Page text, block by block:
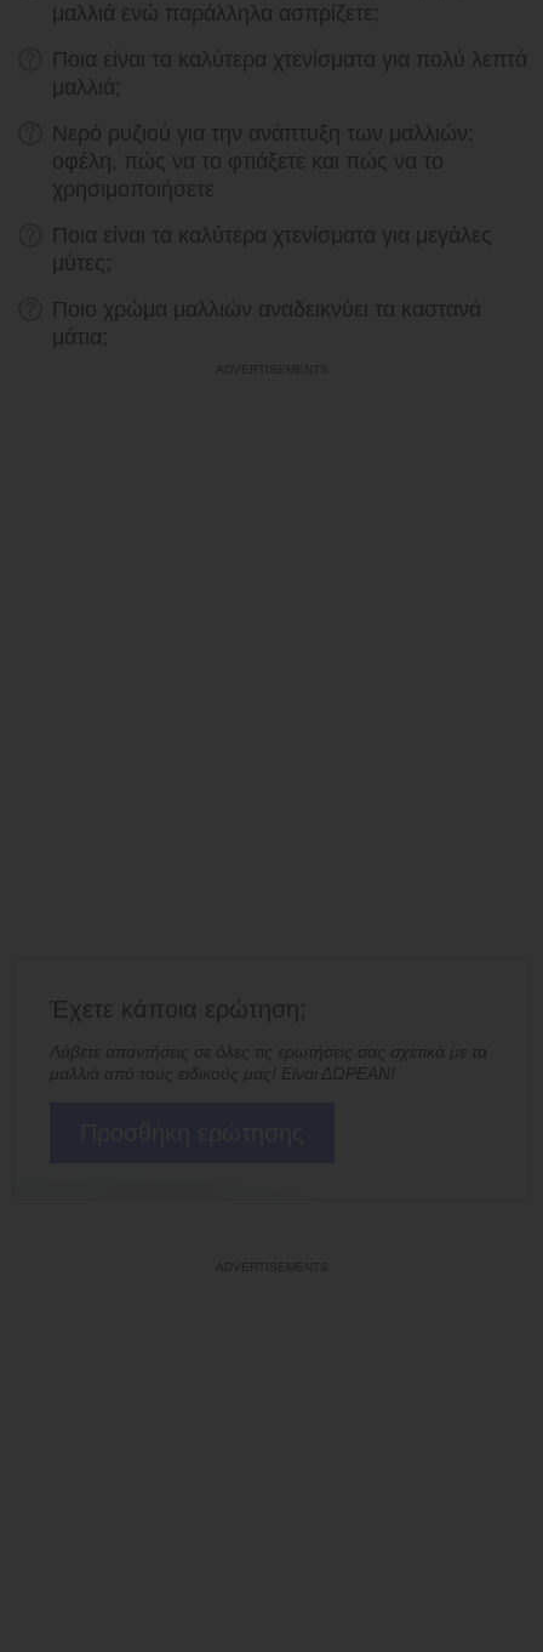
μαλλιά ενώ παράλληλα ασπρίζετε;
Ποια είναι τα καλύτερα χτενίσματα για πολύ λεπτά
μαλλιά;
Νερό ρυζιού για την ανάπτυξη των μαλλιών:
οφέλη, πώς να το φτιάξετε και πώς να το
χρησιμοποιήσετε
Ποια είναι τα καλύτερα χτενίσματα για μεγάλες
μύτες;
Ποιο χρώμα μαλλιών αναδεικνύει τα καστανά
μάτια;
Έχετε κάποια ερώτηση;
Λάβετε απαντήσεις σε όλες τις ερωτήσεις σας σχετικά με τα
μαλλιά από τους ειδικούς μας! Είναι ΔΩΡΕΑΝ!